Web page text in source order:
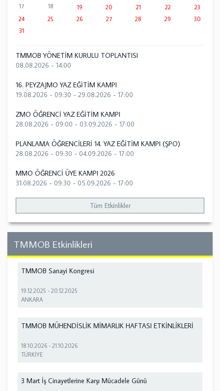
17
18 19 20 21 22
23
24
25 26 27 28 29
30
31
TMMOB YÖNETİM KURULU TOPLANTISI
08.08.2026 - 14:00
16. PEYZAJMO YAZ EĞİTİM KAMPI
19.08.2026 - 09:30 - 29.08.2026 - 17:00
ZMO ÖĞRENCİ YAZ EĞİTİM KAMPI
28.08.2026 - 09:00 - 03.09.2026 - 17:00
PLANLAMA ÖĞRENCİLERİ 14. YAZ EĞİTİM KAMPI (ŞPO)
28.08.2026 - 09:30 - 04.09.2026 - 17:00
MMO ÖĞRENCİ ÜYE KAMPI 2026
31.08.2026 - 09:30 - 05.09.2026 - 17:00
Tüm Etkinlikler
TMMOB Etkinlikleri
TMMOB Sanayi Kongresi
19.12.2025 -20.12.2025
ANKARA
TMMOB MÜHENDİSLİK MİMARLIK HAFTASI ETKİNLİKLERİ
18.10.2026 -21.10.2026
TÜRKİYE
3 Mart İş Cinayetlerine Karşı Mücadele Günü